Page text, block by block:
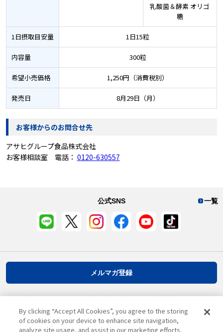
乳酸菌＆酵素 オリゴ
糖
1日摂取目安量 1日15粒
内容量 300粒
希望小売価格 1,250円（消費税別）
発売日 8月29日（月）
お客様からのお問合せ先
アサヒグループ食品株式会社
お客様相談室 電話： 0120-630557
一覧
公式SNS
メルマガ登録
By clicking “Accept All Cookies”, you agree to the storing
of cookies on your device to enhance site navigation,
analyze site usage, and assist in our marketing efforts.